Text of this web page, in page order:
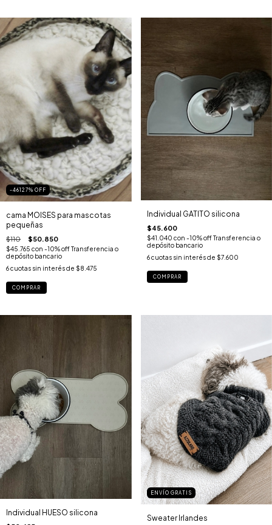
-46127% OFF
cama MOISES para mascotas
pequeñas
$110 $50.850
$45.765 con -10% off Transferencia o
depósito bancario
6cuotas sin interés de $8.475
COMPRAR
Individual GATITO silicona
$45.600
$41.040 con -10% off Transferencia o
depósito bancario
6 cuotas sin interés de $7.600
Individual HUESO silicona
ENVÍO GRATIS
Sweater Irlandes